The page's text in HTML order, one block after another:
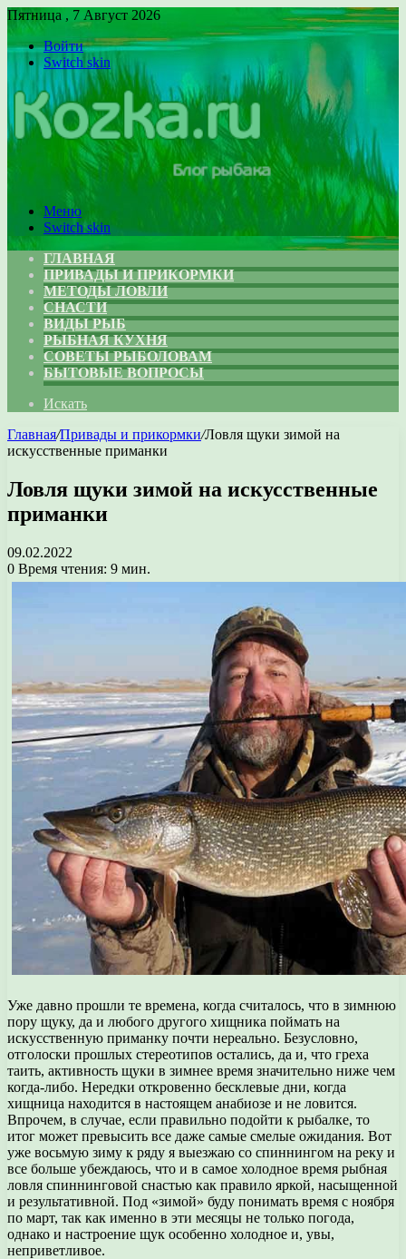
Пятница , 7 Август 2026
Войти
Switch skin
Меню
Switch skin
ГЛАВНАЯ
ПРИВАДЫ И ПРИКОРМКИ
МЕТОДЫ ЛОВЛИ
СНАСТИ
ВИДЫ РЫБ
РЫБНАЯ КУХНЯ
СОВЕТЫ РЫБОЛОВАМ
БЫТОВЫЕ ВОПРОСЫ
Искать
Главная/Привады и прикормки/Ловля щуки зимой на
искусственные приманки
Ловля щуки зимой на искусственные
приманки
09.02.2022
0 Время чтения: 9 мин.
Уже давно прошли те времена, когда считалось, что в зимнюю
пору щуку, да и любого другого хищника поймать на
искусственную приманку почти нереально. Безусловно,
отголоски прошлых стереотипов остались, да и, что греха
таить, активность щуки в зимнее время значительно ниже чем
когда-либо. Нередки откровенно бесклевые дни, когда
хищница находится в настоящем анабиозе и не ловится.
Впрочем, в случае, если правильно подойти к рыбалке, то
итог может превысить все даже самые смелые ожидания. Вот
уже восьмую зиму к ряду я выезжаю со спиннингом на реку и
все больше убеждаюсь, что и в самое холодное время рыбная
ловля спиннинговой снастью как правило яркой, насыщенной
и результативной. Под «зимой» буду понимать время с ноября
по март, так как именно в эти месяцы не только погода,
однако и настроение щук особенно холодное и, увы,
неприветливое.